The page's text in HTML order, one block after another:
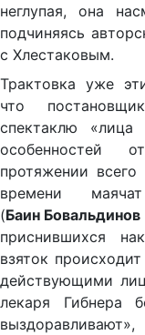
неглупая, она
подчиняясь
с Хлестаковым.
Трактовка уже
что
спектаклю
особенностей
протяжении
времени
(Баин Бовальдинов
приснившихся
взяток
действующими
лекаря Гибнера